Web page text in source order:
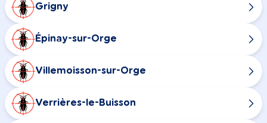
Grigny
Épinay-sur-Orge
Villemoisson-sur-Orge
Verrières-le-Buisson